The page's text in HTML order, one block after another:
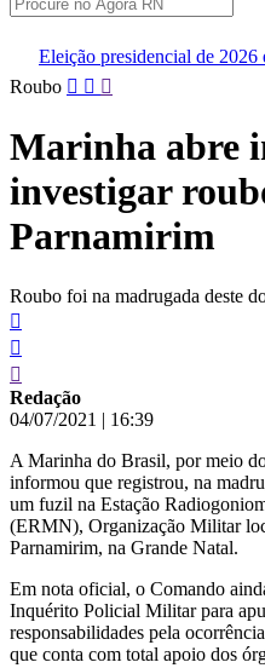
de 2026 é a primeira do
Pular
conteúdo
Roubo
Marinha abre
investigar
Parnamirim
Roubo foi na madrugada deste
Redação
04/07/2021 | 16:39
A Marinha do Brasil, por meio
informou que registrou, na
um fuzil na Estação
(ERMN), Organização Militar
Parnamirim, na Grande Natal.
Em nota oficial, o Comando
Inquérito Policial Militar para
responsabilidades pela
que conta com total apoio dos